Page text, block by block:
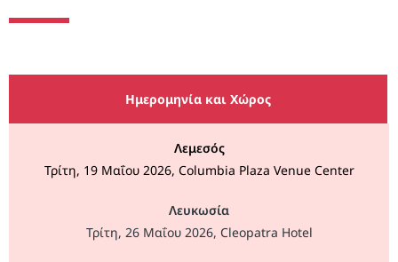
Ημερομηνία και Χώρος
Λεμεσός
Τρίτη, 19 Μαΐου 2026, Columbia Plaza Venue Center
Λευκωσία
Τρίτη, 26 Μαΐου 2026, Cleopatra Hotel